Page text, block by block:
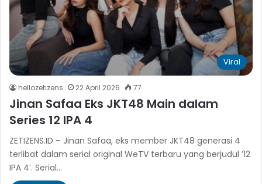
Viral
hellozetizens 22 April 2026 77
Jinan Safaa Eks JKT48 Main dalam
Series 12 IPA 4
ZETIZENS.ID – Jinan Safaa, eks member JKT48 generasi 4
terlibat dalam serial original WeTV terbaru yang berjudul ’12
IPA 4′. Serial…